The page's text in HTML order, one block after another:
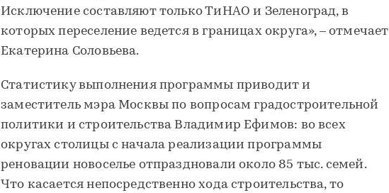
Исключение составляют только ТиНАО и Зеленоград, в
которых переселение ведется в границах округа», – отмечает
Екатерина Соловьева.
Статистику выполнения программы приводит и
заместитель мэра Москвы по вопросам градостроительной
политики и строительства Владимир Ефимов: во всех
округах столицы с начала реализации программы
реновации новоселье отпраздновали около 85 тыс. семей.
Что касается непосредственно хода строительства, то